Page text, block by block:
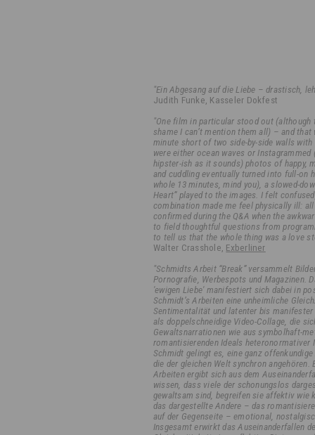
"Ein Abgesang auf die Liebe – drastisch,
Judith Funke, Kasseler Dokfest
"One film in particular stood out (although
shame I can’t mention them all) – and that
minute short of two side-by-side walls
were either ocean waves or
hipster-ish as it sounds) photos of happy,
and cuddling eventually turned into full-on
whole 13 minutes, mind you), a slowed-
Heart” played to the images. I felt
combination made me feel physically ill:
confirmed during the Q&A when the
to field thoughtful questions from
to tell us that the whole thing was a love
Walter Crasshole, Exberliner
"Schmidts Arbeit “Break” versammelt
Pornografie, Werbespots und Magazinen.
'ewigen Liebe' manifestiert sich dabei in
Schmidt’s Arbeiten eine unheimliche
Sentimentalität und latenter bis
als doppelschneidige Video-Collage, die
Gewaltsnarrationen wie aus symbolhaft-
romantisierenden Ideals heteronormativer
Schmidt gelingt es, eine ganz
die der gleichen Welt synchron
Arbeiten ergibt sich aus dem
wissen, dass viele der schonungslos
gewaltsam sind, begreifen sie affektiv
das dargestellte Andere – das
auf der Gegenseite – emotional,
Insgesamt erwirkt das Auseinanderfallen